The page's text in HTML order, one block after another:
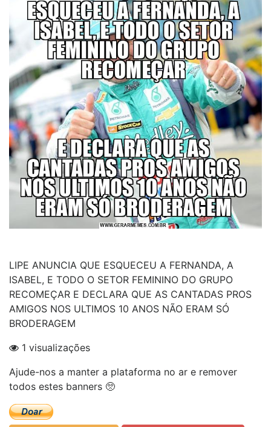
LIPE ANUNCIA QUE ESQUECEU A FERNANDA, A
ISABEL, E TODO O SETOR FEMININO DO GRUPO
RECOMEÇAR E DECLARA QUE AS CANTADAS PROS
AMIGOS NOS ULTIMOS 10 ANOS NÃO ERAM SÓ
BRODERAGEM
1 visualizações
Ajude-nos a manter a plataforma no ar e remover
todos estes banners 🥺